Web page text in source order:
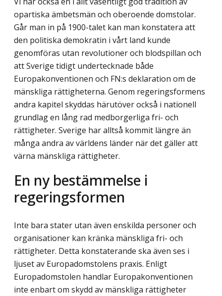
opartiska ämbetsmän och oberoende domstolar.
Går man in på 1900-talet kan man konstatera att
den politiska demokratin i vårt land kunde
genomföras utan revolutioner och blodspillan och
att Sverige tidigt undertecknade både
Europakonventionen och FN:s deklaration om de
mänskliga rättigheterna. Genom regeringsformens
andra kapitel skyddas härutöver också i nationell
grundlag en lång rad medborgerliga fri- och
rättigheter. Sverige har alltså kommit längre än
många andra av världens länder när det gäller att
värna mänskliga rättigheter.
En ny bestämmelse i
regeringsformen
Inte bara stater utan även enskilda personer och
organisationer kan kränka mänskliga fri- och
rättigheter. Detta konstaterande ska även ses i
ljuset av Europadomstolens praxis. Enligt
Europadomstolen handlar Europakonventionen
inte enbart om skydd av mänskliga rättigheter